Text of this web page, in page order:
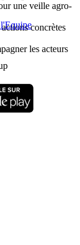
une veille agro-
concrètes
les acteurs